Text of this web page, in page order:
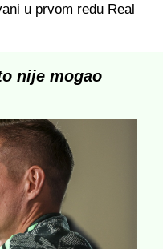
u prvom redu Real
nije mogao